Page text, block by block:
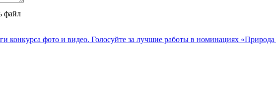
файл
конкурса фото и видео. Голосуйте за лучшие работы в номинациях